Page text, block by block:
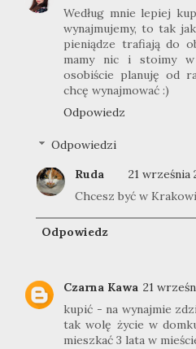
Według mnie lepiej
wynajmujemy, to tak
pieniądze trafiają do
mamy nic i stoimy
osobiście planuję od
chcę wynajmować :)
Odpowiedz
Odpowiedzi
Ruda
21 września
Chcesz być w
Odpowiedz
Czarna Kawa 21
kupić - na wynajmie
tak wolę życie w
mieszkać 3 lata w